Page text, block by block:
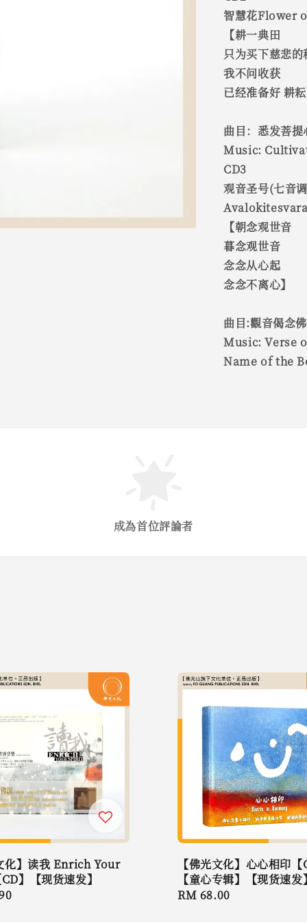
智慧花Flower
【耕一典田
只为买下慈悲的
我不问收获
已经准备好 耕
曲目：悉发菩
Music:
CD3
观音圣号(七音
【朝念观世音
暮念观世音
念念从心起
念念不离心】
曲目:觀音偈念佛
Music: Verse
Name of the
成為首位評論者
化】读我 Enrich Your
】【现货速发】
【佛光文化】心心相印
【童心专辑】【现货速发
Regular
RM 68.00